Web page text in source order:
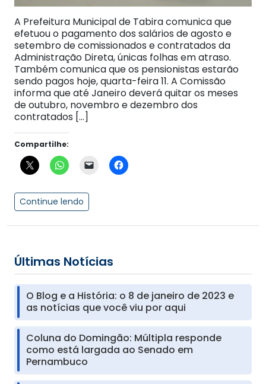
A Prefeitura Municipal de Tabira comunica que
efetuou o pagamento dos salários de agosto e
setembro de comissionados e contratados da
Administração Direta, únicas folhas em atraso.
Também comunica que os pensionistas estarão
sendo pagos hoje, quarta-feira 11. A Comissão
informa que até Janeiro deverá quitar os meses
de outubro, novembro e dezembro dos
contratados […]
Compartilhe:
Continue lendo
Últimas Notícias
O Blog e a História: o 8 de janeiro de 2023 e
as notícias que você viu por aqui
Coluna do Domingão: Múltipla responde
como está largada ao Senado em
Pernambuco